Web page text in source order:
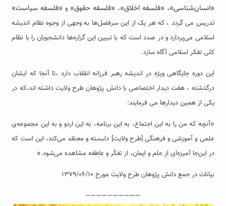
«انسان‌شناسی»، «فلسفه اخلاق»، «فلسفه حقوق» و «فلسفه سیاست»
تدریس می گردد ، که هر یک از این سرفصل‌ها به وجهی از وجوه نظام اندیشه
اسلامی می‌پردازد و در صدد است که با تبیین این گزاره‌ها دانشجویان را با نظام
کلی تفکر اسلامی آگاه سازد.
این دوره جایگاهی ویژه در اندیشه رهبر فرزانه انقلاب دارد ،تا آنجا که ایشان
درگذشته ، هفت دیدار اختصاصی با دانش پژوهان طرح ولایت داشته اند،که در
یکی از همین دیدارها می فرمایند:
«آنچه که من را به این اجتماع، به این برنامه، به این اردو و به این مجموعه‌ی
علمی و آموزشی و فرهنگی [طرح ولایت] دلبسته و معتقد می‌کند، این است که
در این‌جا آمیزه‌ای از علم و ایمان، از تفکّر و عاطفه مشاهده می‌شود.»
بیانات در جمع دانش پژوهان طرح ولایت مورخ ۱۳۷۹/۰۶/۱۰
—————————–